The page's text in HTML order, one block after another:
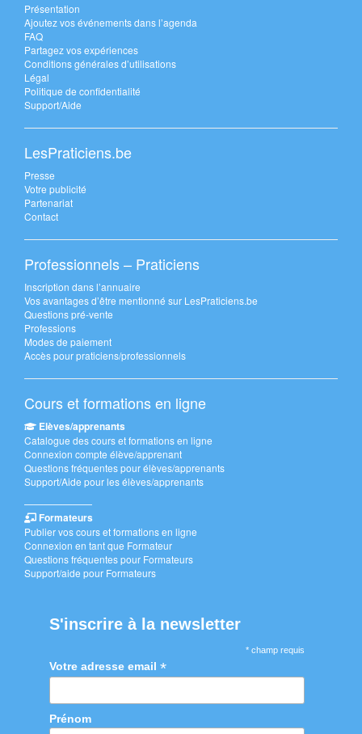
Présentation
Ajoutez vos événements dans l’agenda
FAQ
Partagez vos expériences
Conditions générales d’utilisations
Légal
Politique de confidentialité
Support/Aide
LesPraticiens.be
Presse
Votre publicité
Partenariat
Contact
Professionnels – Praticiens
Inscription dans l’annuaire
Vos avantages d’être mentionné sur LesPraticiens.be
Questions pré-vente
Professions
Modes de paiement
Accès pour praticiens/professionnels
Cours et formations en ligne
Elèves/apprenants
Catalogue des cours et formations en ligne
Connexion compte élève/apprenant
Questions fréquentes pour élèves/apprenants
Support/Aide pour les élèves/apprenants
———————
Formateurs
Publier vos cours et formations en ligne
Connexion en tant que Formateur
Questions fréquentes pour Formateurs
Support/aide pour Formateurs
S'inscrire à la newsletter
* champ requis
Votre adresse email*
Prénom